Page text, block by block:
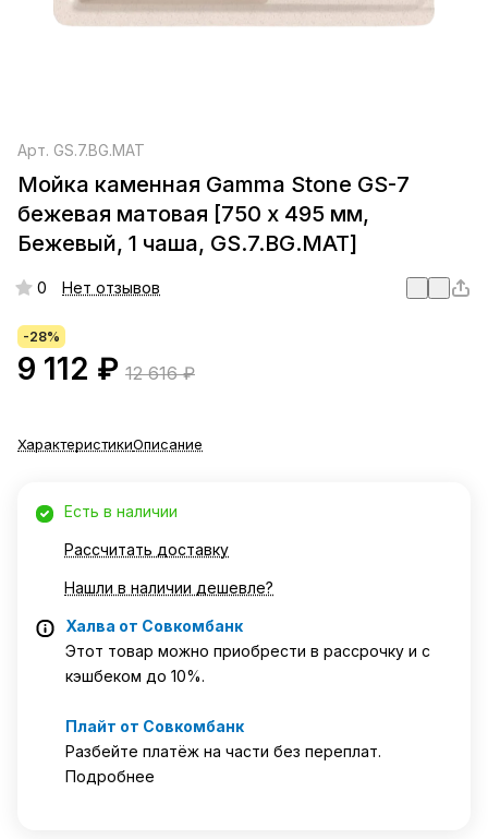
Арт. GS.7.BG.MAT
Мойка каменная Gamma Stone GS-7
бежевая матовая [750 х 495 мм,
Бежевый, 1 чаша, GS.7.BG.MAT]
0 Нет отзывов
-28%
9 112 ₽ 12 616 ₽
ХарактеристикиОписание
Есть в наличии
Рассчитать доставку
Нашли в наличии дешевле?
Халва от Совкомбанк
Этот товар можно приобрести в рассрочку и с
кэшбеком до 10%.
Плайт от Совкомбанк
Разбейте платёж на части без переплат.
Подробнее